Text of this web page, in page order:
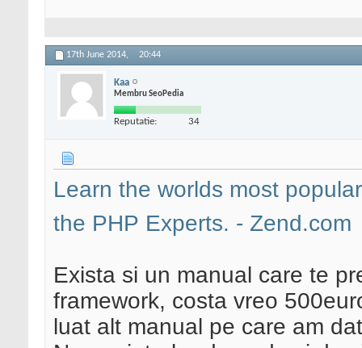
17th June 2014, 20:44
Kaa
Membru SeoPedia
Reputatie: 34
Learn the worlds most
the PHP Experts. - Zend.com
Exista si un manual care te
framework, costa vreo
luat alt manual pe care am